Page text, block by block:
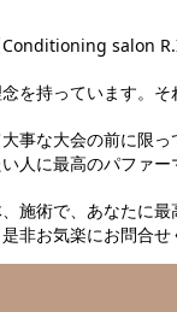
salon
を持っています。
事な大会の前に限
人に最高のパファ
施術で、あなたに最
非お気楽にお問合せ